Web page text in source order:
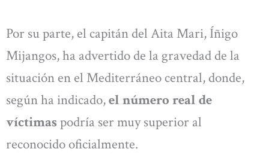
Por su parte, el capitán del Aita Mari, Íñigo
Mijangos, ha advertido de la gravedad de la
situación en el Mediterráneo central, donde,
según ha indicado,el número real de
víctimas podría ser muy superior al
reconocido oficialmente.